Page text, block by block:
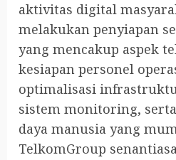
aktivitas digital
melakukan penyiapan
yang mencakup aspek
kesiapan personel
optimalisasi
sistem monitoring,
daya manusia yang
TelkomGroup